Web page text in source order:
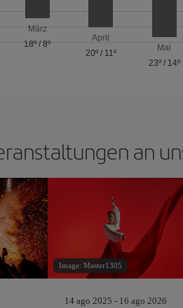
März
18º/8º
April
20º/ 11º
Mai
23º/ 14º
an
Image: Master1305
14 ago 2025 - 16 ago 2026